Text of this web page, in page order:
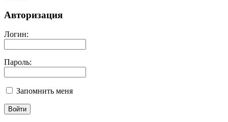
Авторизация
Логин:
Пароль:
Запомнить меня